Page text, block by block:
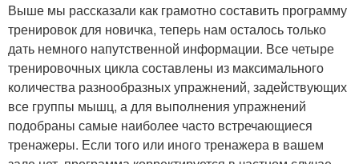
Выше мы рассказали как грамотно составить программу
тренировок для новичка, теперь нам осталось только
дать немного напутственной информации. Все четыре
тренировочных цикла составлены из максимального
количества разнообразных упражнений, задействующих
все группы мышц, а для выполнения упражнений
подобраны самые наиболее часто встречающиеся
тренажеры. Если того или иного тренажера в вашем